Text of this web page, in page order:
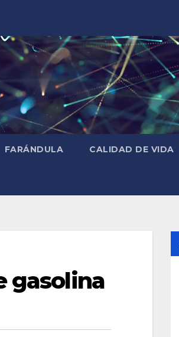
FARÁNDULA CALIDAD DE VIDA
gasolina